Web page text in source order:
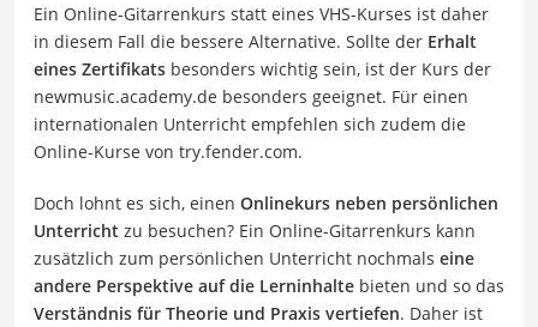
Ein Online-Gitarrenkurs statt eines VHS-Kurses ist daher
in diesem Fall die bessere Alternative. Sollte der Erhalt
eines Zertifikats besonders wichtig sein, ist der Kurs der
newmusic.academy.de besonders geeignet. Für einen
internationalen Unterricht empfehlen sich zudem die
Online-Kurse von try.fender.com.
Doch lohnt es sich, einen Onlinekurs neben persönlichen
Unterricht zu besuchen? Ein Online-Gitarrenkurs kann
zusätzlich zum persönlichen Unterricht nochmals eine
andere Perspektive auf die Lerninhalte bieten und so das
Verständnis für Theorie und Praxis vertiefen. Daher ist